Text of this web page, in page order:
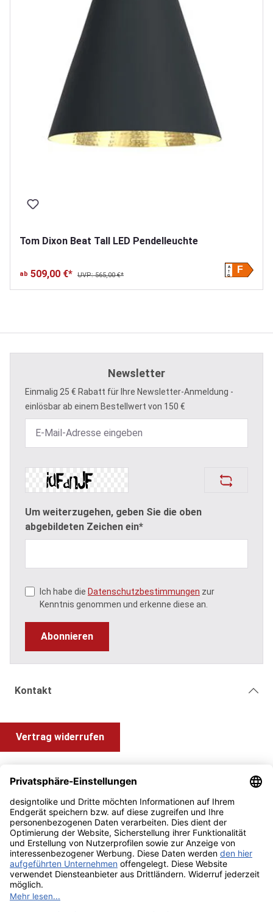
Tom Dixon Beat Tall LED Pendelleuchte
ab 509,00 €* UVP: 565,00 €*
F
A
G
Newsletter
Einmalig 25 € Rabatt für Ihre Newsletter-Anmeldung -
einlösbar ab einem Bestellwert von 150 €
Um weiterzugehen, geben Sie die oben
abgebildeten Zeichen ein*
Ich habe die Datenschutzbestimmungen zur
Kenntnis genommen und erkenne diese an.
Abonnieren
Kontakt
Vertrag widerrufen
Information und Impressum
Zahlung & Versand